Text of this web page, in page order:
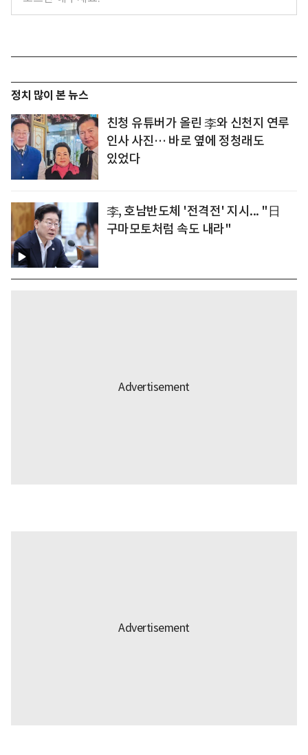
정치 많이 본 뉴스
친청 유튜버가 올린 李와 신천지 연루
인사 사진… 바로 옆에 정청래도
있었다
李, 호남반도체 '전격전' 지시... "日
구마모토처럼 속도 내라"